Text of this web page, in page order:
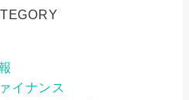
イナンス